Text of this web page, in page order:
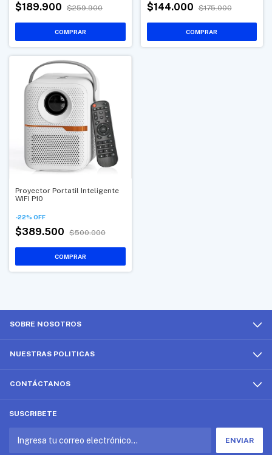
$189.900 $259.900 $144.000 $175.000
Proyector Portatil Inteligente
WIFI P10
-22% OFF
$389.500 $500.000
SOBRE NOSOTROS
NUESTRAS POLITICAS
CONTÁCTANOS
SUSCRIBETE